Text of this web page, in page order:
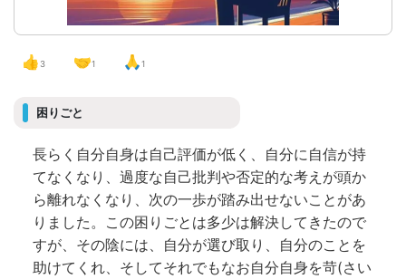
👍 3 🤝1 🙏1
困りごと
長らく自分自身は自己評価が低く、自分に自信が持
てなくなり、過度な自己批判や否定的な考えが頭か
ら離れなくなり、次の一歩が踏み出せないことがあ
りました。この困りごとは多少は解決してきたので
すが、その陰には、自分が選び取り、自分のことを
助けてくれ、そしてそれでもなお自分自身を苛(さい